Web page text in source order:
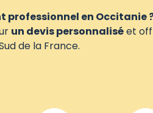
professionnel en Occitanie
un devis personnaliséet
de la France.